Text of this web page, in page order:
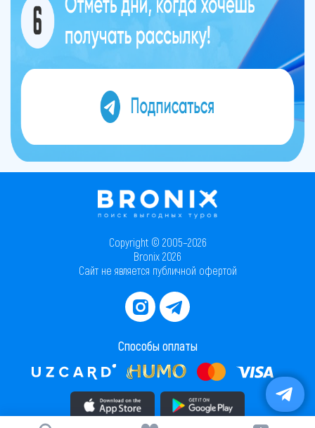
Copyright © 2005–2026
Bronix 2026
Сайт не является публичной офертой
Способы оплаты
Скачать приложение в AppStore Скачать приложение в PlayMarket